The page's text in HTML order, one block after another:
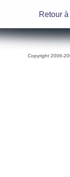
Retour
Copyright 2006-